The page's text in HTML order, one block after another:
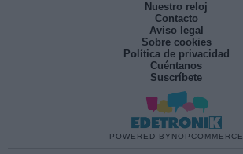
Nuestro reloj
Contacto
Aviso legal
Sobre cookies
Política de privacidad
Cuéntanos
Suscríbete
POWERED BY NOPCOMMERCE